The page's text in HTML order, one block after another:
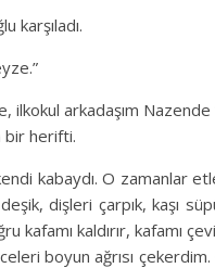
karşıladı.
ilkokul arkadaşım Nazende
bir herifti.
kabaydı. O zamanlar
dişleri çarpık, kaşı
kafamı kaldırır, kafamı
boyun ağrısı